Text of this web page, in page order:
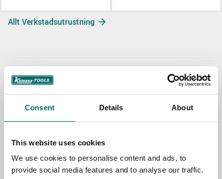
Consent Details About
This website uses cookies
We use cookies to personalise content and ads, to
provide social media features and to analyse our traffic.
Allt Verkstadsutrustning
Contact us
NAME